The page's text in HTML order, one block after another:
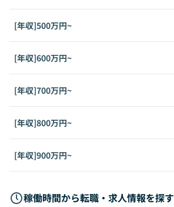
[年収]500万円~
[年収]600万円~
[年収]700万円~
[年収]800万円~
[年収]900万円~
稼働時間から転職・求人情報を探す